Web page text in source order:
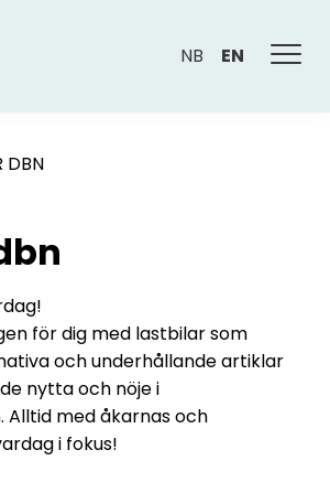
NB EN
DBN
för dig med lastbilar som
och underhållande artiklar
nytta och nöje i
Alltid med åkarnas och
i fokus!